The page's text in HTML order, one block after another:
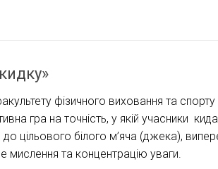
фізичного виховання та спорту
гра на точність, у якій учасники
цільового білого м’яча (джека),
мислення та концентрацію уваги.